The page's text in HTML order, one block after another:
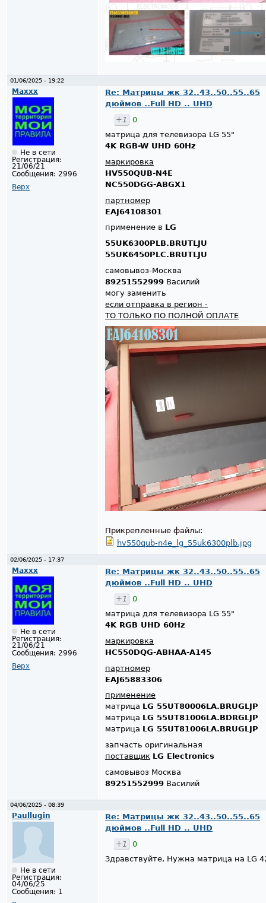
01/06/2025 - 19:22
Maxxx
Не в сети
Регистрация:
21/06/21
Сообщения: 2996
Верх
Re: Матрицы жк 32..43..50..55..65
дюймов ..Full HD .. UHD
+1
0
матрица для телевизора LG 55"
4K RGB-W UHD 60Hz
маркировка
HV550QUB-N4E
NC550DGG-ABGX1
партномер
EAJ64108301
применение в LG
55UK6300PLB.BRUTLJU
55UK6450PLC.BRUTLJU
самовывоз-Москва
89251552999 Василий
могу заменить
если отправка в регион -
ТО ТОЛЬКО ПО ПОЛНОЙ ОПЛАТЕ
Прикрепленные файлы:
hv550qub-n4e_lg_55uk6300plb.jpg
02/06/2025 - 17:37
Maxxx
Не в сети
Регистрация:
21/06/21
Сообщения: 2996
Верх
Re: Матрицы жк 32..43..50..55..65
дюймов ..Full HD .. UHD
+1
0
матрица для телевизора LG 55"
4K RGB UHD 60Hz
маркировка
HC550DQG-ABHAA-A145
партномер
EAJ65883306
применение
матрица LG 55UT80006LA.BRUGLJP
матрица LG 55UT81006LA.BDRGLJP
матрица LG 55UT81006LA.BRUGLJP
запчасть оригинальная
поставщик LG Electronics
самовывоз Москва
89251552999 Василий
04/06/2025 - 08:39
Paullugin
Не в сети
Регистрация:
04/06/25
Сообщения: 1
Re: Матрицы жк 32..43..50..55..65
дюймов ..Full HD .. UHD
+1
0
Здравствуйте, Нужна матрица на LG